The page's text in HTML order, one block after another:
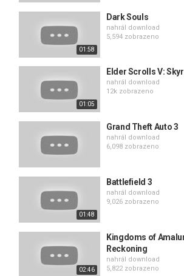
01:58
Dark Souls
nahrál download
5,594 zobrazeno
01:05
Elder Scrolls V:
nahrál download
12k zobrazeno
Grand Theft Auto 3
nahrál download
6,098 zobrazeno
01:48
Battlefield 3
nahrál download
9,026 zobrazeno
02:46
Kingdoms of
Reckoning
nahrál download
5,822 zobrazeno